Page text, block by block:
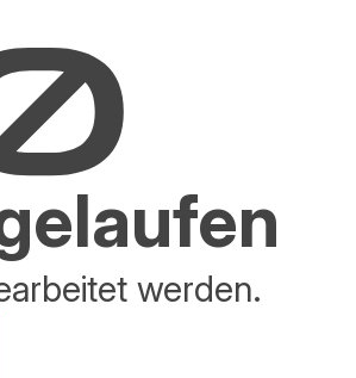
werden.